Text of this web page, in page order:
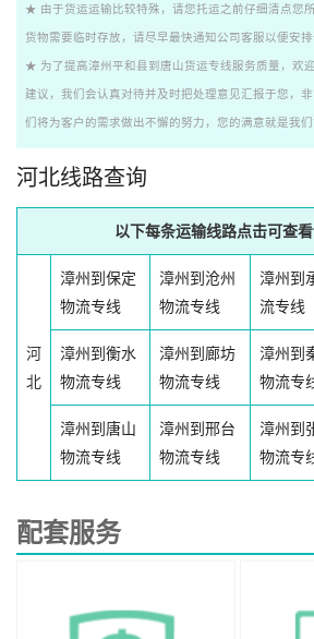
★ 由于货运运输比较特殊，请您托运之前仔细清点您
货物需要临时存放，请尽早最快通知公司客服以便安排
★ 为了提高漳州平和县到唐山货运专线服务质量，欢
建议，我们会认真对待并及时把处理意见汇报于您，
们将为客户的需求做出不懈的努力，您的满意就是我
河北线路查询
以下每条运输线路点击可查
河
北
漳州到保定
物流专线
漳州到沧州
物流专线
漳州到
流专线
漳州到衡水
物流专线
漳州到廊坊
物流专线
漳州到
物流专
漳州到唐山
物流专线
漳州到邢台
物流专线
漳州到
物流专
配套服务